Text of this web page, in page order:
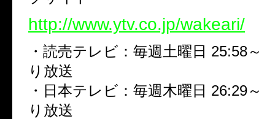
http://www.ytv.co.jp/wakeari/
・読売テレビ：毎週土曜日 25:58
り放送
・日本テレビ：毎週木曜日 26:29
り放送